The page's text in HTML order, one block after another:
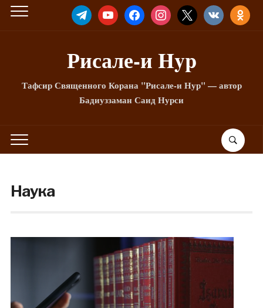
TELEGRAMYOUTUBEFACEBOOKINSTAGRAM
X VKONTAKTE
Рисале-и Hyp
Тафсир Священного Корана "Рисале-и Нур" — автор
Бадиуззаман Саид Нурси
Наука